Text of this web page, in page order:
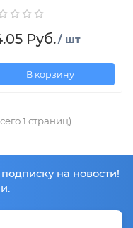
Руб./ шт
В корзину
1 страниц)
на новости!